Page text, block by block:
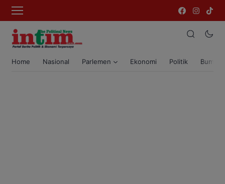
Home Nasional Parlemen Ekonomi Politik Bumi